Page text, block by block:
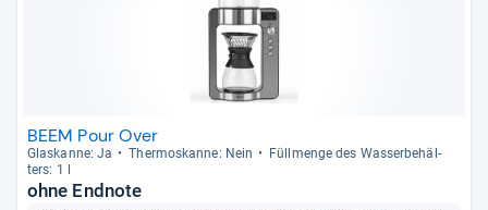
BEEM Pour Over
Glas­kanne: Ja Ther­mo­s­kanne: Nein
Füll­menge des Was­ser­be­häl­
ters: 1 l
ohne Endnote